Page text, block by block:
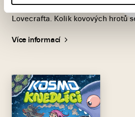
nekontrolované zábavě se
Lovecrafta. Kolik kovových hrotů
Více informací